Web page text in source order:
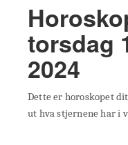
torsdag
2024
Dette er horoskopet
ut hva stjernene har i